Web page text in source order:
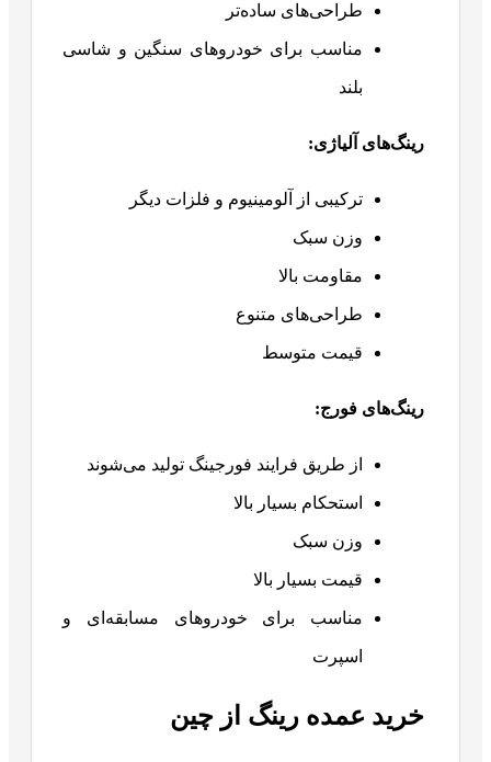
طراحی‌های ساده‌تر
مناسب برای خودروهای سنگین و شاسی
بلند
رینگ‌های آلیاژی:
ترکیبی از آلومینیوم و فلزات دیگر
وزن سبک
مقاومت بالا
طراحی‌های متنوع
قیمت متوسط
رینگ‌های فورج:
از طریق فرایند فورجینگ تولید می‌شوند
استحکام بسیار بالا
وزن سبک
قیمت بسیار بالا
مناسب برای خودروهای مسابقه‌ای و
اسپرت
خرید عمده رینگ از چین